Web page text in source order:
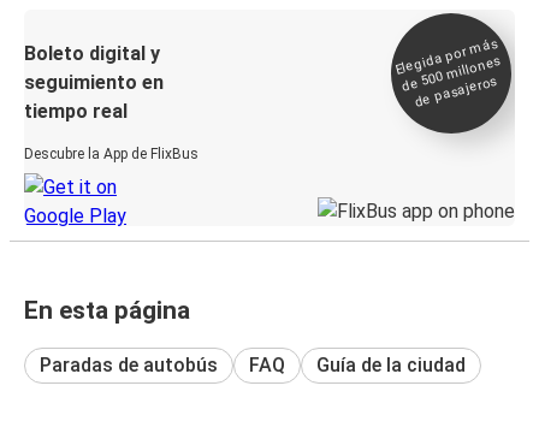
Boleto digital y
seguimiento en
tiempo real
Descubre la App de FlixBus
Elegida por
más
de 500
millones
de pasajeros
En esta página
Paradas de autobús FAQ Guía de la ciudad